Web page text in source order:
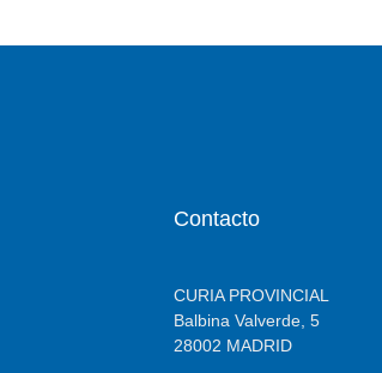
Contacto
CURIA PROVINCIAL
Balbina Valverde, 5
28002 MADRID